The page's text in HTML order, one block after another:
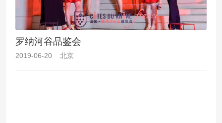
罗纳河谷品鉴会
2019-06-20 北京